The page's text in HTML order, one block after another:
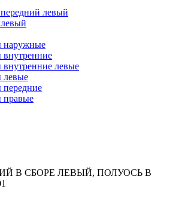
левый
левые
В СБОРЕ ЛЕВЫЙ, ПОЛУОСЬ В